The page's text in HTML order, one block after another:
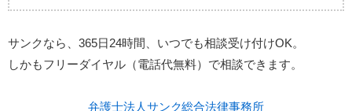
サンクなら、365日24時間、いつでも相談受け付けOK。
しかもフリーダイヤル（電話代無料）で相談できます。
弁護士法人サンク総合法律事務所